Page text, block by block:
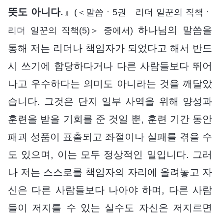
뜻도 아니다. 』
(＜말씀ㆍ5권 리더 일꾼의 직책ㆍ
리더 일꾼의 직책(5)＞ 중에서) 하나님의 말씀을
통해 저는 리더나 책임자가 되었다고 해서 반드
시 쓰기에 합당하다거나 다른 사람들보다 뛰어
나고 우수하다는 의미도 아니라는 것을 깨달았
습니다. 그것은 단지 일부 사역을 위해 양성과
훈련을 받을 기회를 준 것일 뿐, 훈련 기간 동안
패괴 성품이 표출되고 좌절이나 실패를 겪을 수
도 있으며, 이는 모두 정상적인 일입니다. 그러
나 저는 스스로를 책임자의 자리에 올려놓고 자
신은 다른 사람들보다 나아야 하며, 다른 사람
들이 저지를 수 있는 실수도 자신은 저지르면